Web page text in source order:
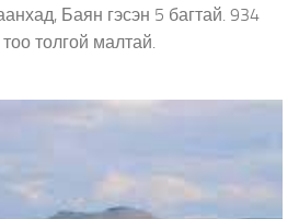
Баян гэсэн 5 багтай. 934
толгой малтай.